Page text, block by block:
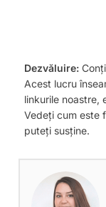
Dezvăluire:
Acest lucru
linkurile noastre,
Vedeți cum este
puteți susține.